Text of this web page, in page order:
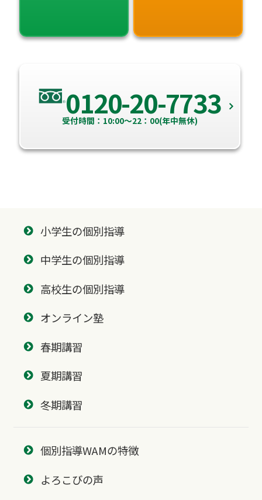
0120-20-7733
受付時間：10:00～22：00(年中無休)
小学生の個別指導
中学生の個別指導
高校生の個別指導
オンライン塾
春期講習
夏期講習
冬期講習
個別指導WAMの特徴
よろこびの声